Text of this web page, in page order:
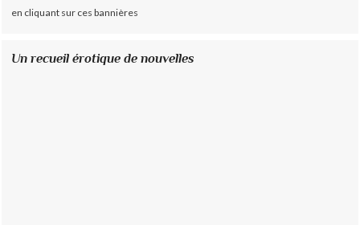
en cliquant sur ces bannières
Un recueil érotique de nouvelles